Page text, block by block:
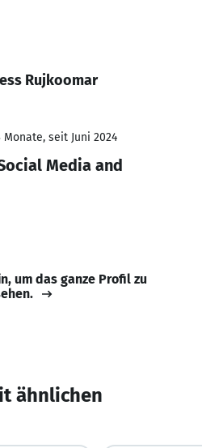
Rujkoomar
Monate, seit Juni 2024
Media and
um das ganze Profil zu
ähnlichen